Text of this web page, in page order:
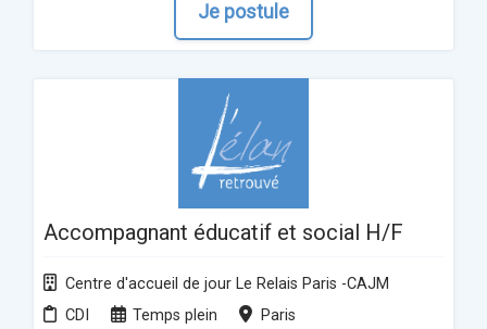
Je postule
Accompagnant éducatif et social H/F
Centre d'accueil de jour Le Relais Paris -CAJM
CDI
Temps plein Paris